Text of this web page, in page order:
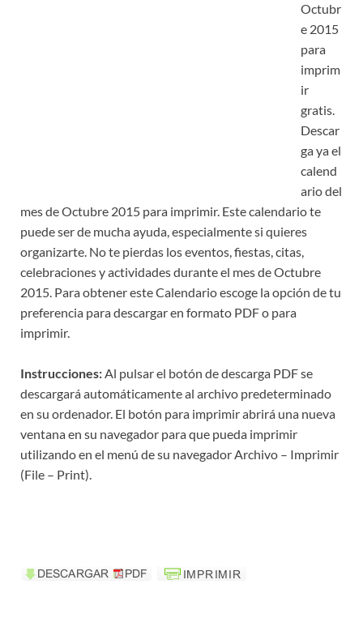
Octubr
e 2015
para
imprim
ir
gratis.
Descar
ga ya el
calend
ario del
mes de Octubre 2015 para imprimir. Este calendario te
puede ser de mucha ayuda, especialmente si quieres
organizarte. No te pierdas los eventos, fiestas, citas,
celebraciones y actividades durante el mes de Octubre
2015. Para obtener este Calendario escoge la opción de tu
preferencia para descargar en formato PDF o para
imprimir.
Instrucciones:Al pulsar el botón de descarga PDF se
descargará automáticamente al archivo predeterminado
en su ordenador. El botón para imprimir abrirá una nueva
ventana en su navegador para que pueda imprimir
utilizando en el menú de su navegador Archivo – Imprimir
(File – Print).